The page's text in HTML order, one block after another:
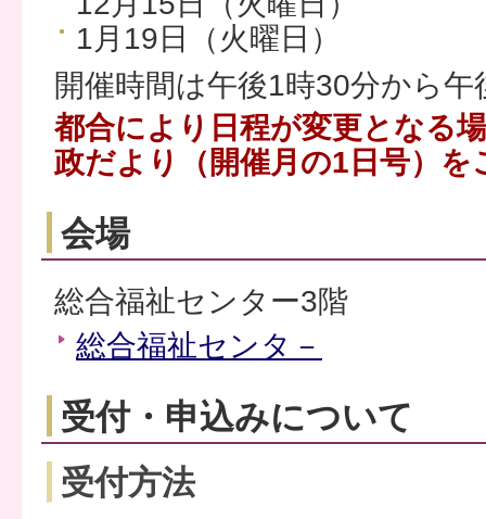
1月19日（火曜日）
開催時間は午後1時30分から
都合により日程が変更となる
政だより（開催月の1日号）を
会場
総合福祉センター3階
総合福祉センタ－
受付・申込みについて
受付方法